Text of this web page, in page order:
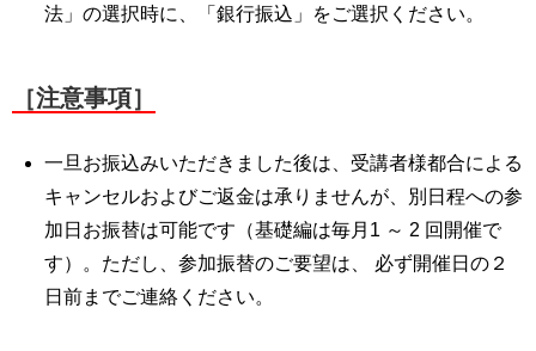
法」の選択時に、「銀行振込」をご選択ください。
［注意事項］
一旦お振込みいただきました後は、受講者様都合による
キャンセルおよびご返金は承りませんが、別日程への参
加日お振替は可能です（基礎編は毎月1 ～ 2 回開催で
す）。ただし、参加振替のご要望は、 必ず開催日の２
日前までご連絡ください。